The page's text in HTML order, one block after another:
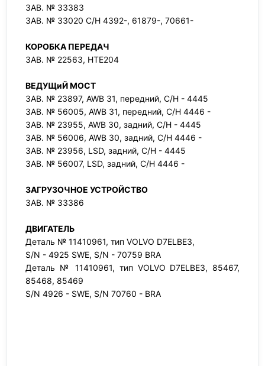
ЗАВ. № 33383
ЗАВ. № 33020 С/Н 4392-, 61879-, 70661-
КОРОБКА ПЕРЕДАЧ
ЗАВ. № 22563, HTE204
ВЕДУЩиЙ МОСТ
ЗАВ. № 23897, AWB 31, передний, С/Н - 4445
ЗАВ. № 56005, AWB 31, передний, С/Н 4446 -
ЗАВ. № 23955, AWB 30, задний, С/Н - 4445
ЗАВ. № 56006, AWB 30, задний, С/Н 4446 -
ЗАВ. № 23956, LSD, задний, С/Н - 4445
ЗАВ. № 56007, LSD, задний, С/Н 4446 -
ЗАГРУЗОЧНОЕ УСТРОЙСТВО
ЗАВ. № 33386
ДВИГАТЕЛЬ
Деталь № 11410961, тип VOLVO D7ELBE3,
S/N - 4925 SWE, S/N - 70759 BRA
Деталь № 11410961, тип VOLVO D7ELBE3, 85467,
85468, 85469
S/N 4926 - SWE, S/N 70760 - BRA